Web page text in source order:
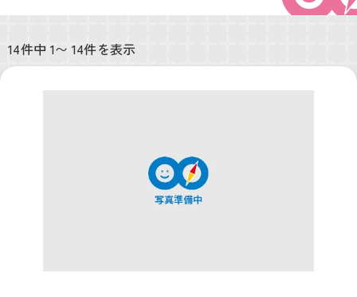
14件中 1〜 14件を表示